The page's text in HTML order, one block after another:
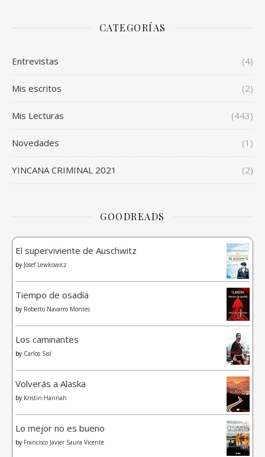
CATEGORÍAS
Entrevistas (4)
Mis escritos (2)
Mis Lecturas (443)
Novedades (1)
YINCANA CRIMINAL 2021 (2)
GOODREADS
El superviviente de Auschwitz
by Josef Lewkowicz
Tiempo de osadía
by Roberto Navarro Montes
Los caminantes
by Carlos Sisí
Volverás a Alaska
by Kristin Hannah
Lo mejor no es bueno
by Francisco Javier Saura Vicente